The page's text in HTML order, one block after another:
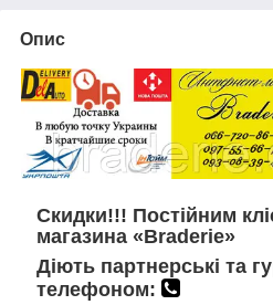
Опис
Скидки!!! Постійним
магазина «Braderie»
Діють партнерські та
телефоном: